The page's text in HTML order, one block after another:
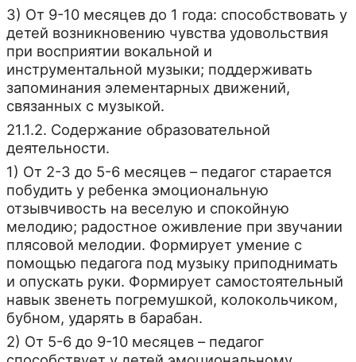
3) От 9-10 месяцев до 1 года: способствовать у
детей возникновению чувства удовольствия
при восприятии вокальной и
инструментальной музыки; поддерживать
запоминания элементарных движений,
связанных с музыкой.
21.1.2. Содержание образовательной
деятельности.
1) От 2-3 до 5-6 месяцев – педагог старается
побудить у ребенка эмоциональную
отзывчивость на веселую и спокойную
мелодию; радостное оживление при звучании
плясовой мелодии. Формирует умение с
помощью педагога под музыку приподнимать
и опускать руки. Формирует самостоятельный
навык звенеть погремушкой, колокольчиком,
бубном, ударять в барабан.
2) От 5-6 до 9-10 месяцев – педагог